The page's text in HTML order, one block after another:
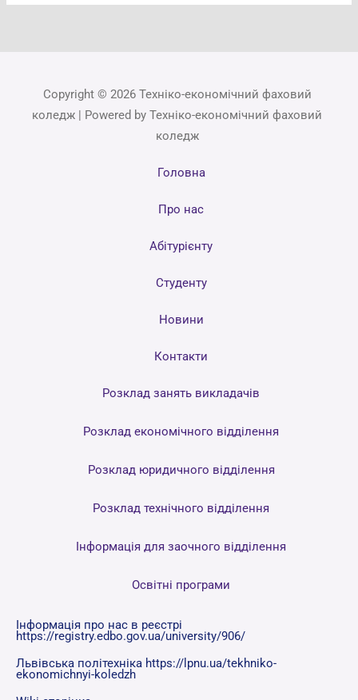
Copyright © 2026 Техніко-економічний фаховий
коледж | Powered by Техніко-економічний фаховий
коледж
Головна
Про нас
Абітурієнту
Студенту
Новини
Контакти
Розклад занять викладачів
Розклад економічного відділення
Розклад юридичного відділення
Розклад технічного відділення
Інформація для заочного відділення
Освітні програми
Інформація про нас в реєстрі
https://registry.edbo.gov.ua/university/906/
Львівська політехніка https://lpnu.ua/tekhniko-
ekonomichnyi-koledzh